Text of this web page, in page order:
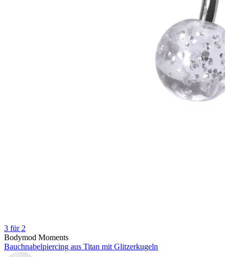
3 für 2
Bodymod Moments
Bauchnabelpiercing aus Titan mit Glitzerkugeln